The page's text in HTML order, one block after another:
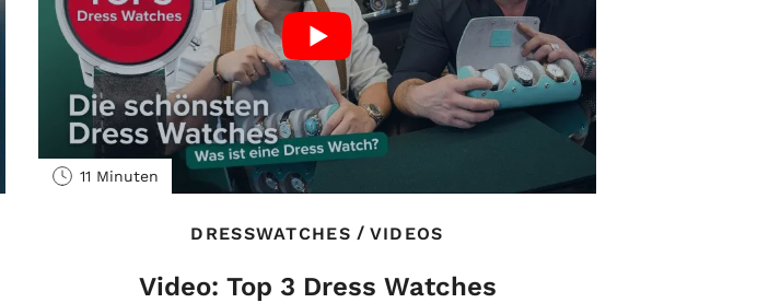
11 Minuten
DRESSWATCHES / VIDEOS
Video: Top 3 Dress Watches